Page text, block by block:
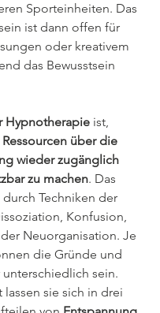
Sporteinheiten. Das
ist dann offen für
oder kreativem
das Bewusstsein
Hypnotherapie ist,
über die
wieder zugänglich
zu machen. Das
Techniken der
Konfusion,
Neuorganisation. Je
die Gründe und
sein.
sie sich in drei